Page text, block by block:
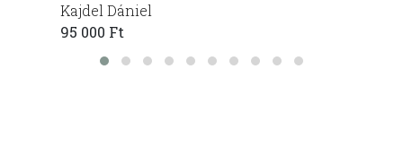
Kajdel Dániel
95 000 Ft